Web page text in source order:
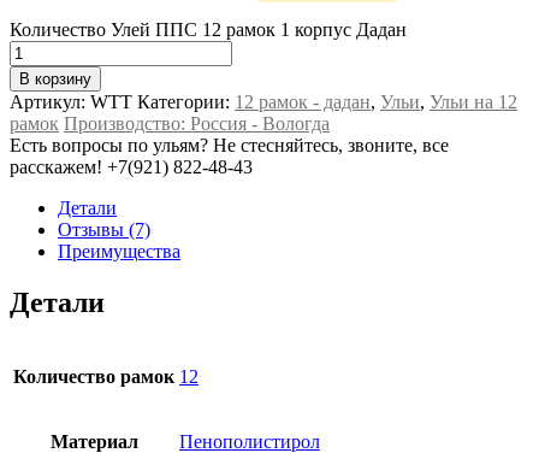
Количество Улей ППС 12 рамок 1 корпус Дадан
В корзину
Артикул: WTT Категории: 12 рамок - дадан, Ульи, Ульи на 12
рамок Производство: Россия - Вологда
Есть вопросы по ульям? Не стесняйтесь, звоните, все
расскажем! +7(921) 822-48-43
Детали
Отзывы (7)
Преимущества
Детали
Количество рамок 12
Материал Пенополистирол